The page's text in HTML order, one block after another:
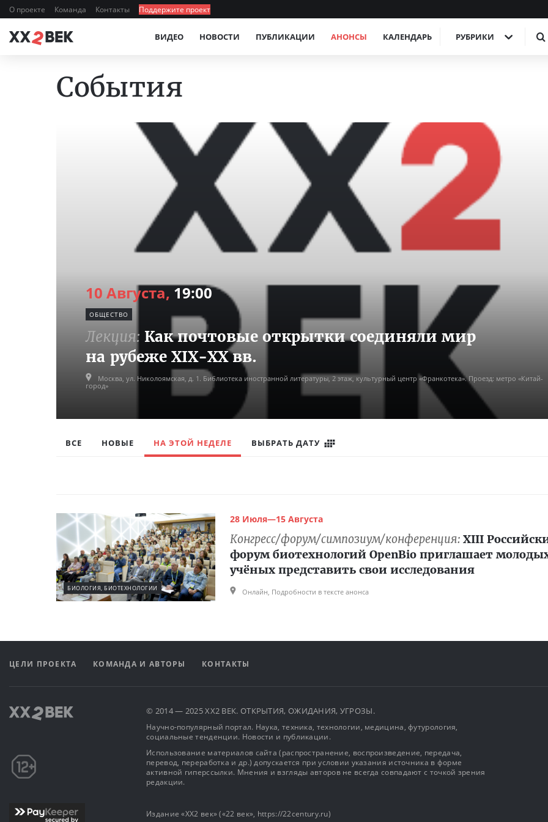
О проекте Команда Контакты Поддержите проект
ВИДЕО НОВОСТИ ПУБЛИКАЦИИ АНОНСЫ КАЛЕНДАРЬ РУБРИКИ
События
10 Августа,19:00
ОБЩЕСТВО
Лекция: Как почтовые открытки соединяли мир
на рубеже XIX-XX вв.
Москва, ул. Николоямская, д. 1. Библиотека иностранной литературы, 2 этаж, культурный центр «Франкотека». Проезд: метро «Китай-
город»
ВСЕ НОВЫЕ НА ЭТОЙ НЕДЕЛЕ ВЫБРАТЬ ДАТУ
БИОЛОГИЯ, БИОТЕХНОЛОГИИ
28 Июля—15 Августа
Конгресс/форум/симпозиум/конференция: XIII
форум биотехнологий OpenBio приглашает
учёных представить свои исследования
Онлайн, Подробности в тексте анонса
ЦЕЛИ ПРОЕКТА КОМАНДА И АВТОРЫ КОНТАКТЫ
© 2014 — 2025 XX2 ВЕК. ОТКРЫТИЯ, ОЖИДАНИЯ, УГРОЗЫ.
Научно-популярный портал. Наука, техника, технологии, медицина, футурология,
социальные тенденции. Новости и публикации.
Использование материалов сайта (распространение, воспроизведение, передача,
перевод, переработка и др.) допускается при условии указания источника в форме
активной гиперссылки. Мнения и взгляды авторов не всегда совпадают с точкой зрения
редакции.
Издание «XX2 век» («22 век», https://22century.ru)